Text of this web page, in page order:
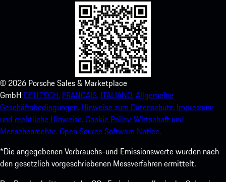
© 2026 Porsche Sales & Marketplace
GmbH DEUTSCH. FRANCAIS. ITALIANO.Allgemeine
Geschäftsbedingungen. Hinweise zum Datenschutz. Impressum
und rechtliche Hinweise.Cookie Policy.Wirtschaft und
Menschenrechte.Open Source Software Notice.
*Die angegebenen Verbrauchs-und Emissionswerte wurden nach
den gesetzlich vorgeschriebenen Messverfahren ermittelt.